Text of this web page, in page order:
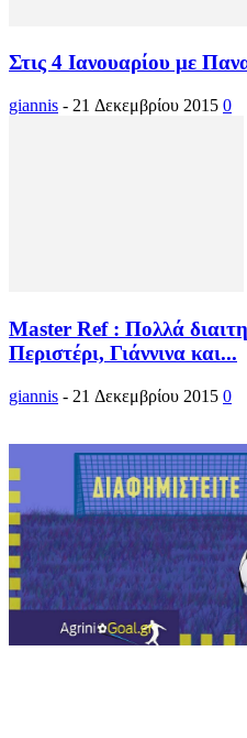
Στις 4 Ιανουαρίου με
giannis - 21 Δεκεμβρίου 2015 0
Master Ref : Πολλά
Περιστέρι, Γιάννινα και...
giannis - 21 Δεκεμβρίου 2015 0